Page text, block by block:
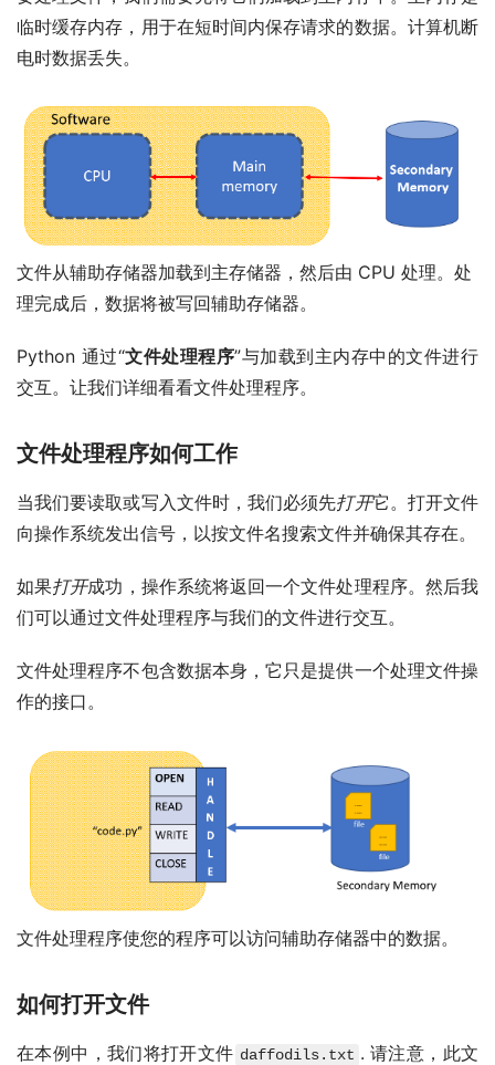
临时缓存内存，用于在短时间内保存请求的数据。计算机断
电时数据丢失。
文件从辅助存储器加载到主存储器，然后由 CPU 处理。处
理完成后，数据将被写回辅助存储器。
Python 通过“文件处理程序”与加载到主内存中的文件进行
交互。让我们详细看看文件处理程序。
文件处理程序如何工作
当我们要读取或写入文件时，我们必须先打开它。打开文件
向操作系统发出信号，以按文件名搜索文件并确保其存在。
如果打开成功，操作系统将返回一个文件处理程序。然后我
们可以通过文件处理程序与我们的文件进行交互。
文件处理程序不包含数据本身，它只是提供一个处理文件操
作的接口。
文件处理程序使您的程序可以访问辅助存储器中的数据。
如何打开文件
在本例中，我们将打开文件 daffodils.txt . 请注意，此文